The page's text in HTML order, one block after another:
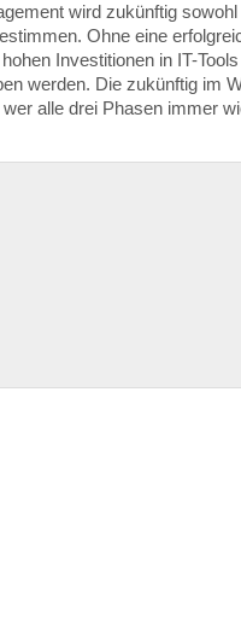
wird zukünftig
Ohne eine
Investitionen in IT-
werden. Die zukünftig im
alle drei Phasen immer